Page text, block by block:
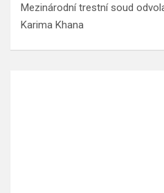
Mezinárodní trestní soud
Karima Khana